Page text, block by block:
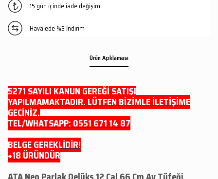
15 gün içinde iade değişim
Havalede %3 İndirim
Ürün Açıklaması
5271 SAYILI KANUN GEREĞİ SATIŞI
YAPILMAMAKTADIR. LÜTFEN BİZİMLE İLETİŞİME
GEÇİNİZ.
TEL/WHATSAPP: 0551 671 14 87
BELGE GEREKLİDİR!
+18 ÜRÜNDÜR